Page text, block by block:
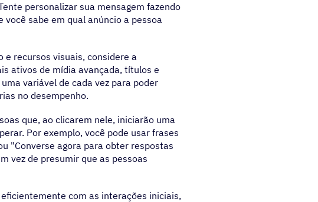
personalizar sua mensagem fazendo
sabe em qual anúncio a pessoa
e recursos visuais, considere a
ativos de mídia avançada, títulos e
variável de cada vez para poder
no desempenho.
que, ao clicarem nele, iniciarão uma
Por exemplo, você pode usar frases
"Converse agora para obter respostas
vez de presumir que as pessoas
com as interações iniciais,